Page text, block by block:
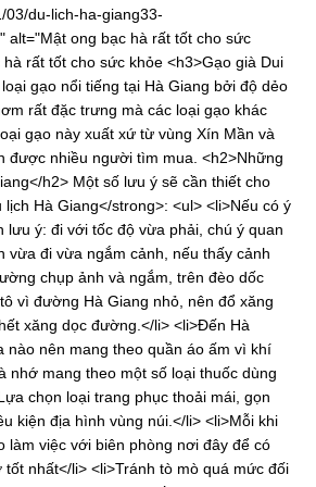
03/du-lich-ha-giang33-
alt="Mật ong bạc hà rất tốt cho sức
rất tốt cho sức khỏe <h3>Gạo già Dui
gạo nổi tiếng tại Hà Giang bởi độ dẻo
rất đặc trưng mà các loại gạo khác
gạo này xuất xứ từ vùng Xín Mần và
được nhiều người tìm mua. <h2>Những
h2> Một số lưu ý sẽ cần thiết cho
lịch Hà Giang</strong>: <ul> <li>Nếu có ý
lưu ý: đi với tốc độ vừa phải, chú ý quan
vừa đi vừa ngắm cảnh, nếu thấy cảnh
chụp ảnh và ngắm, trên đèo dốc
vì đường Hà Giang nhỏ, nên đổ xăng
xăng dọc đường.</li> <li>Đến Hà
nào nên mang theo quần áo ấm vì khí
nhớ mang theo một số loại thuốc dùng
chọn loại trang phục thoải mái, gọn
kiện địa hình vùng núi.</li> <li>Mỗi khi
làm việc với biên phòng nơi đây để có
nhất</li> <li>Tránh tò mò quá mức đối